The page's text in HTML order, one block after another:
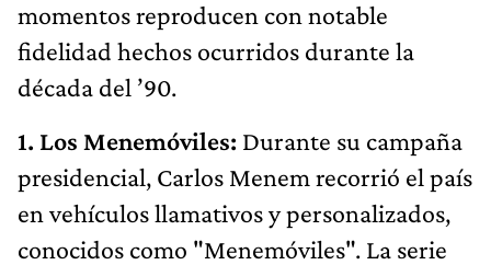
momentos reproducen con notable
fidelidad hechos ocurridos durante la
década del ’90.
1. Los Menemóviles: Durante su campaña
presidencial, Carlos Menem recorrió el país
en vehículos llamativos y personalizados,
conocidos como "Menemóviles". La serie